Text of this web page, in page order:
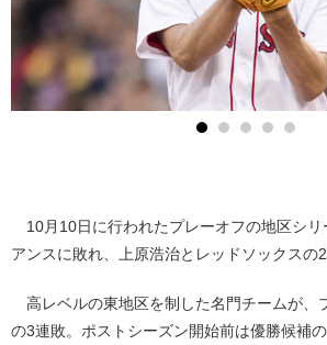
10月10日に行われたプレーオフの地区シリ
アンスに敗れ、上原浩治とレッドソックスの
高レベルの東地区を制した名門チームが、
の3連敗。ポストシーズン開始前は優勝候補